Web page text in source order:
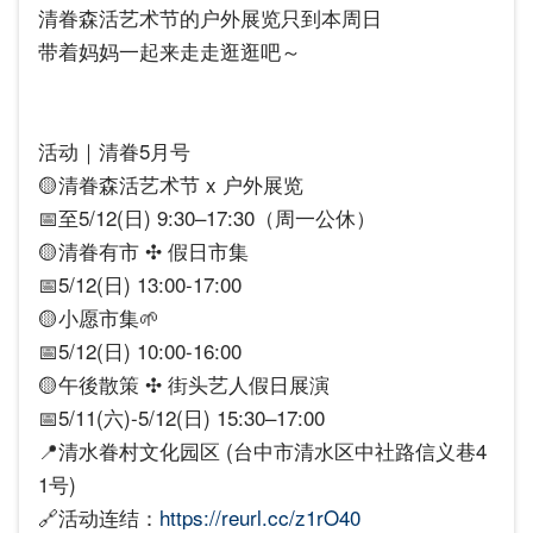
清眷森活艺术节的户外展览只到本周日
带着妈妈一起来走走逛逛吧～
活动｜清眷5月号
🟡清眷森活艺术节 x 户外展览
📅至5/12(日) 9:30–17:30（周一公休）
🟡清眷有市 ✣ 假日市集
📅5/12(日) 13:00-17:00
🟡小愿市集🌱
📅5/12(日) 10:00-16:00
🟡午後散策 ✣ 街头艺人假日展演
📅5/11(六)-5/12(日) 15:30–17:00
📍清水眷村文化园区 (台中市清水区中社路信义巷4
1号)
🔗活动连结： https://reurl.cc/z1rO40